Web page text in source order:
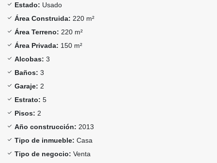
Estado: Usado
Área Construida: 220 m²
Área Terreno: 220 m²
Área Privada: 150 m²
Alcobas: 3
Baños: 3
Garaje: 2
Estrato: 5
Pisos: 2
Año construcción: 2013
Tipo de inmueble: Casa
Tipo de negocio: Venta